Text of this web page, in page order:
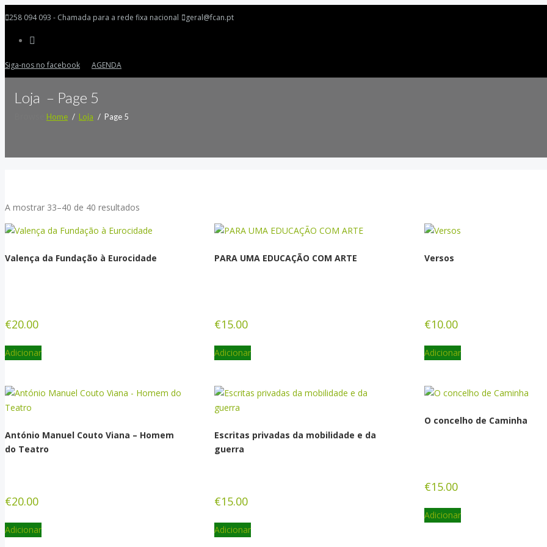
258 094 093 - Chamada para a rede fixa nacional geral@fcan.pt
Siga-nos no facebook AGENDA
Loja – Page 5
Home Loja Page 5
A mostrar 33–40 de 40 resultados
mais
Valença da Fundação à Eurocidade
€20.00
Adicionar
PARA UMA EDUCAÇÃO COM ARTE
€15.00
Adicionar
Versos
€10.00
Adicionar
António Manuel Couto Viana – Homem
do Teatro
€20.00
Adicionar
Escritas privadas da mobilidade e da
guerra
€15.00
Adicionar
O concelho de Caminha
€15.00
Adicionar